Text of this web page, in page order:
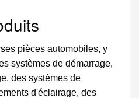
pièces automobiles, y
systèmes de démarrage,
des systèmes de
d'éclairage, des